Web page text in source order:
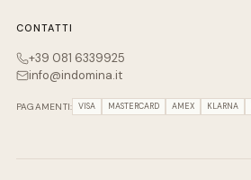
CONTATTI
+39 081 6339925
info@indomina.it
PAGAMENTI: VISA MASTERCARD AMEX KLARNA